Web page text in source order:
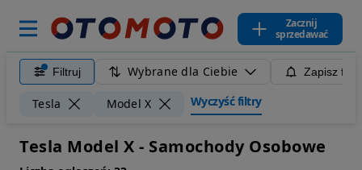
Zacznij
sprzedawać
Filtruj Wybrane dla Ciebie Zapisz
Tesla Model X Wyczyść filtry
Tesla Model X - Samochody Osobowe